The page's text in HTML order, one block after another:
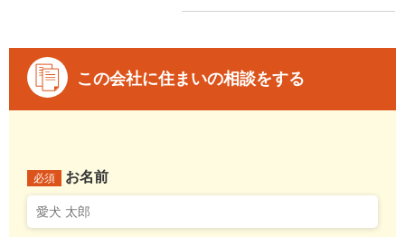
この会社に住まいの相談をする
必須 お名前